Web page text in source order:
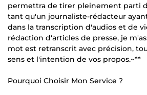
permettra de tirer pleinement parti
tant qu'un journaliste-rédacteur
dans la transcription d'audios et de
rédaction d'articles de presse, je
mot est retranscrit avec précision,
sens et l'intention de vos propos.~**
Pourquoi Choisir Mon Service ?